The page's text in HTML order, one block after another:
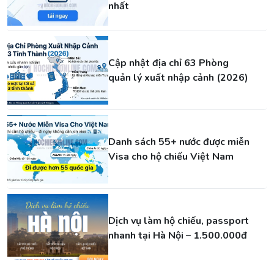
nhất
Cập nhật địa chỉ 63 Phòng
quản lý xuất nhập cảnh (2026)
Danh sách 55+ nước được miễn
Visa cho hộ chiếu Việt Nam
Dịch vụ làm hộ chiếu, passport
nhanh tại Hà Nội – 1.500.000đ